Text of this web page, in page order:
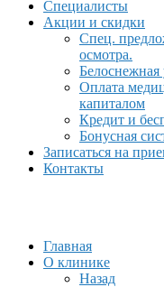
Специалисты
Акции и скидки
Спец.
осмотра.
Оплата
капиталом
Кредит и
Бонусная
Записаться на
Контакты
Главная
О клинике
Назад